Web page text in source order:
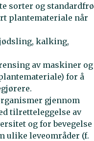
sorter og standardfrø
plantemateriale når
kalking,
av maskiner og
for å
gjennom
tilretteleggelse av
og for bevegelse
ulike leveområder (f.